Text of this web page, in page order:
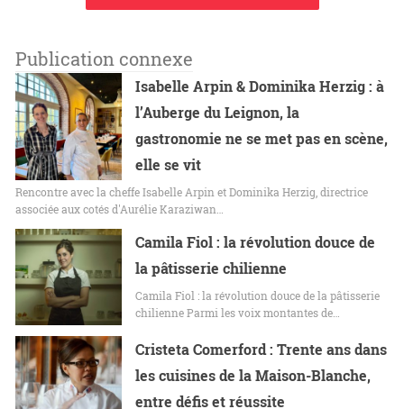
Publication connexe
Isabelle Arpin & Dominika Herzig : à
l’Auberge du Leignon, la
gastronomie ne se met pas en scène,
elle se vit
Rencontre avec la cheffe Isabelle Arpin et Dominika Herzig, directrice
associée aux cotés d'Aurélie Karaziwan…
Camila Fiol : la révolution douce de
la pâtisserie chilienne
Camila Fiol : la révolution douce de la pâtisserie
chilienne Parmi les voix montantes de…
Cristeta Comerford : Trente ans dans
les cuisines de la Maison-Blanche,
entre défis et réussite